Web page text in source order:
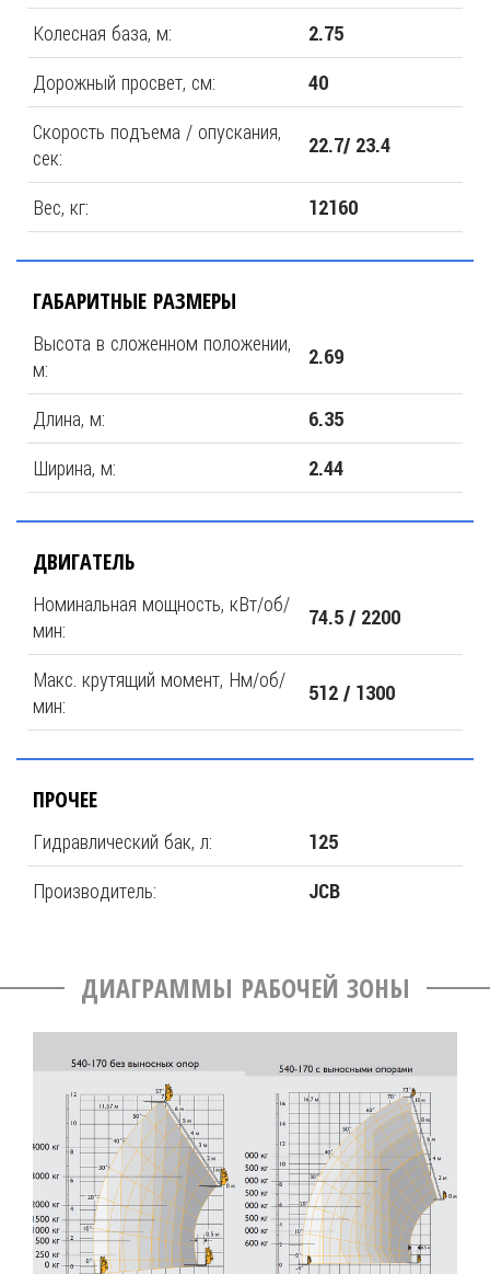
Колесная база, м: 2.75
Дорожный просвет, см: 40
Скорость подъема / опускания,
сек:
22.7/ 23.4
Вес, кг: 12160
ГАБАРИТНЫЕ РАЗМЕРЫ
Высота в сложенном положении,
м:
2.69
Длина, м: 6.35
Ширина, м: 2.44
ДВИГАТЕЛЬ
Номинальная мощность, кВт/об/
мин:
74.5 / 2200
Макс. крутящий момент, Hм/об/
мин:
512 / 1300
ПРОЧЕЕ
Гидравлический бак, л: 125
Производитель: JCB
ДИАГРАММЫ РАБОЧЕЙ ЗОНЫ